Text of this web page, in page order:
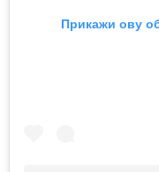
Прикажи ову